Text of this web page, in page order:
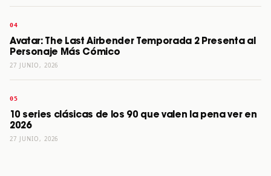
Avatar: The Last Airbender Temporada 2 Presenta al
Personaje Más Cómico
27 JUNIO, 2026
10 series clásicas de los 90 que valen la pena ver en
2026
27 JUNIO, 2026